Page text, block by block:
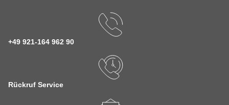
+49 921-164 962 90
Rückruf Service